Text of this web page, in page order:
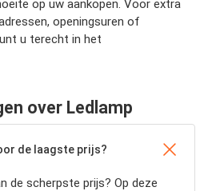
op uw aankopen. Voor extra
openingsuren of
u terecht in het
over Ledlamp
de laagste prijs?
de scherpste prijs? Op deze